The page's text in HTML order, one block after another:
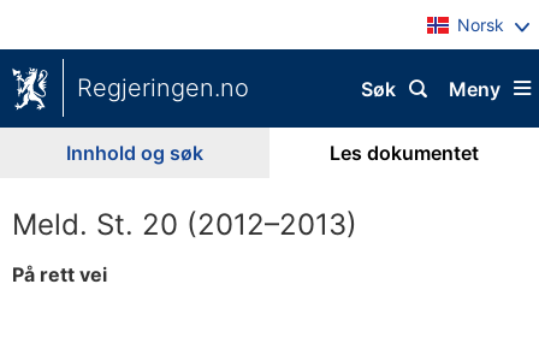
Norsk
Regjeringen.no Meny
Søk
Innhold og søk Les dokumentet
Meld. St. 20 (2012–2013)
På rett vei